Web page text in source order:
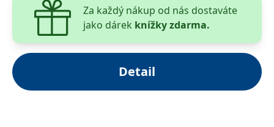
těla. Naučíte se také využívat jazykové triky,
argumentační klamy a kognitivní zkreslení. S jeho tipy
a radami budete mít vždy a všude poslední slovo!
Za každý nákup od nás dostaváte
jako dárek knížky zdarma.
Detail